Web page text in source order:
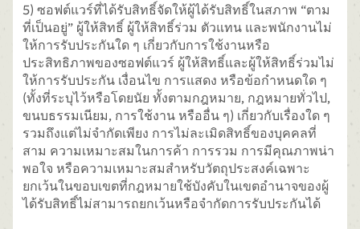
5) ซอฟต์แวร์ที่ได้รับสิทธิ์จัดให้ผู้ได้รับสิทธิ์ในสภาพ “ตาม
ที่เป็นอยู่” ผู้ให้สิทธิ์ ผู้ให้สิทธิ์ร่วม ตัวแทน และพนักงานไม่
ให้การรับประกันใด ๆ เกี่ยวกับการใช้งานหรือ
ประสิทธิภาพของซอฟต์แวร์ ผู้ให้สิทธิ์และผู้ให้สิทธิ์ร่วมไม่
ให้การรับประกัน เงื่อนไข การแสดง หรือข้อกำหนดใด ๆ
(ทั้งที่ระบุไว้หรือโดยนัย ทั้งตามกฎหมาย, กฎหมายทั่วไป,
ขนบธรรมเนียม, การใช้งาน หรืออื่น ๆ) เกี่ยวกับเรื่องใด ๆ
รวมถึงแต่ไม่จำกัดเพียง การไม่ละเมิดสิทธิ์ของบุคคลที่
สาม ความเหมาะสมในการค้า การรวม การมีคุณภาพน่า
พอใจ หรือความเหมาะสมสำหรับวัตถุประสงค์เฉพาะ
ยกเว้นในขอบเขตที่กฎหมายใช้บังคับในเขตอำนาจของผู้
ได้รับสิทธิ์ไม่สามารถยกเว้นหรือจำกัดการรับประกันได้